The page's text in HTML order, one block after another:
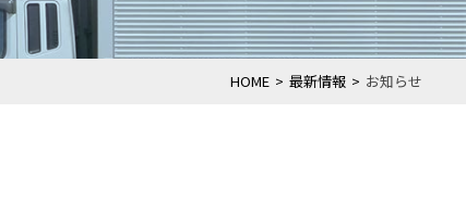
HOME 最新情報 お知らせ